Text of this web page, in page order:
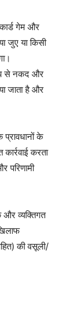
गेम और
जुए या किसी
से नकद और
जाता है और
के
करता
परिणामी
और व्यक्तिगत
की वसूली/